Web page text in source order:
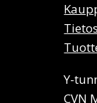
Y-
CVN